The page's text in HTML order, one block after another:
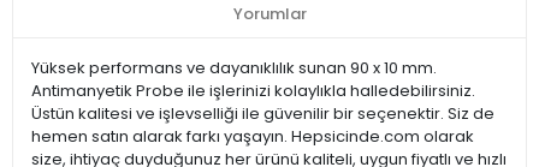
Yorumlar
Yüksek performans ve dayanıklılık sunan 90 x 10 mm.
Antimanyetik Probe ile işlerinizi kolaylıkla halledebilirsiniz.
Üstün kalitesi ve işlevselliği ile güvenilir bir seçenektir. Siz de
hemen satın alarak farkı yaşayın. Hepsicinde.com olarak
size, ihtiyaç duyduğunuz her ürünü kaliteli, uygun fiyatlı ve hızlı